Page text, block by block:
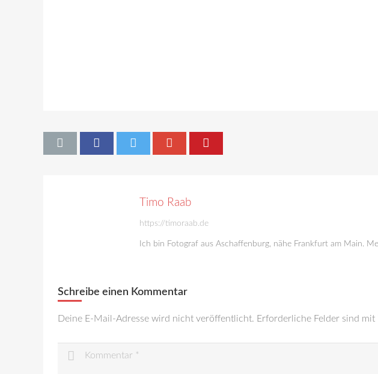
Timo Raab
https://timoraab.de
Ich bin Fotograf aus Aschaffenburg, nähe Frankfurt am Main.
Schreibe einen Kommentar
Deine E-Mail-Adresse wird nicht veröffentlicht. Erforderliche Felder sind mit